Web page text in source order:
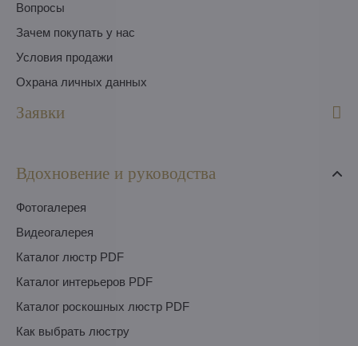
Вопросы
Зачем покупать у нас
Условия продажи
Охрана личных данных
Заявки
Вдохновение и руководства
Фотогалерея
Видеогалерея
Каталог люстр PDF
Каталог интерьеров PDF
Каталог роскошных люстр PDF
Как выбрать люстру